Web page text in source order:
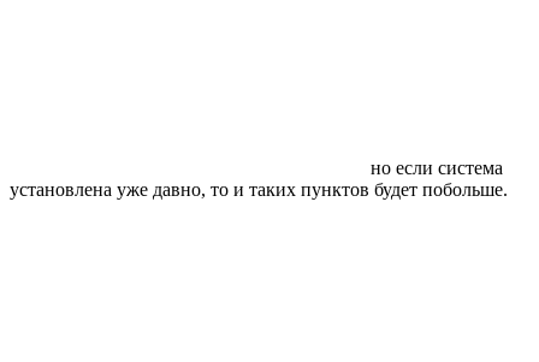
но если система
установлена уже давно, то и таких пунктов будет побольше.